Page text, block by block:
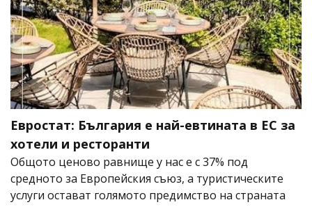
Евростат: България е най-евтината в ЕС за
хотели и ресторанти
Общото ценово равнище у нас е с 37% под
средното за Европейския съюз, а туристическите
услуги остават голямото предимство на страната